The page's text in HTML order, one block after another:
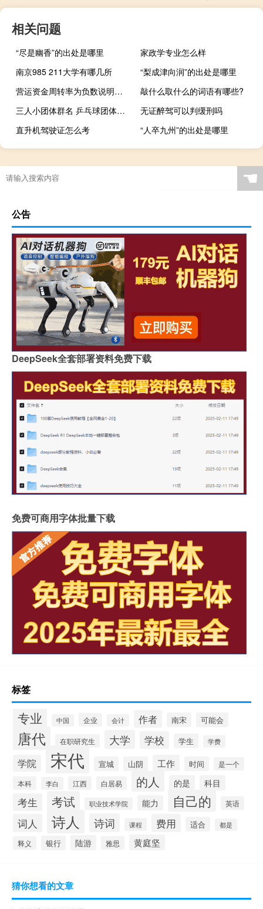
相关问题
“尽是幽香”的出处是哪里
家政学专业怎么样
南京985 211大学有哪几所
“梨成津向润”的出处是哪里
营运资金周转率为负数说明什么
敲什么取什么的词语有哪些?
三人小团体群名 乒乓球团体三人安排技巧
无证醉驾可以判缓刑吗
直升机驾驶证怎么考
“人卒九州”的出处是哪里
☚
公告
DeepSeek全套部署资料免费下载
免费可商用字体批量下载
标签
专业 中国 企业 会计 作者 南宋 可能会
唐代 在职研究生 大学 学校 学生 学费
学院 宋代 宣城 山阴 工作 时间
是一个
本科
李白 江西 白居易 的人 的是 科目
考生 考试 职业技术学院 能力 自己的 英语
词人 诗人 诗词 课程 费用 适合 都是
释义 银行 陆游 雅思 黄庭坚
猜你想看的文章